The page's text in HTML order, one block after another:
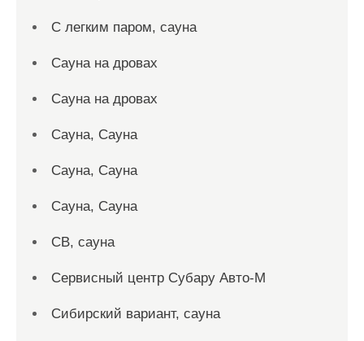
С легким паром, сауна
Сауна на дровах
Сауна на дровах
Сауна, Сауна
Сауна, Сауна
Сауна, Сауна
СВ, сауна
Сервисный центр Субару Авто-М
Сибирский вариант, сауна